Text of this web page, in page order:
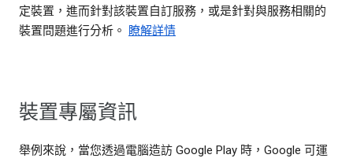
定裝置，進而針對該裝置自訂服務，或是針對與服務相關的
裝置問題進行分析。
瞭解詳情
裝置專屬資訊
舉例來說，當您透過電腦造訪 Google Play 時，Google 可運